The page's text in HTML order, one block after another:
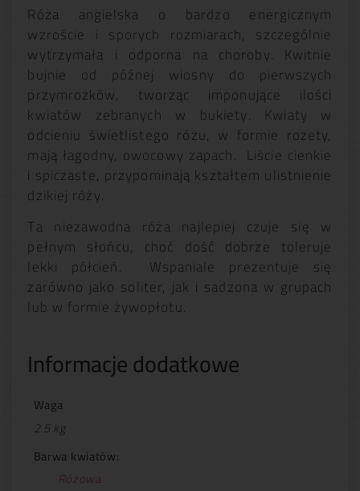
Róża angielska o bardzo energicznym
wzroście i sporych rozmiarach, szczególnie
wytrzymała i odporna na choroby. Kwitnie
bujnie od późnej wiosny do pierwszych
przymrozków, tworząc imponujące ilości
kwiatów zebranych w bukiety. Kwiaty w
odcieniu świetlistego różu, w formie rozety,
mają łagodny, owocowy zapach. Liście cienkie
i spiczaste, przypominają kształtem ulistnienie
dzikiej róży.
Ta niezawodna róża najlepiej czuje się w
pełnym słońcu, choć dość dobrze toleruje
lekki półcień. Wspaniale prezentuje się
zarówno jako soliter, jak i sadzona w grupach
lub w formie żywopłotu.
Informacje dodatkowe
Waga
2.5 kg
Barwa kwiatów:
Różowa